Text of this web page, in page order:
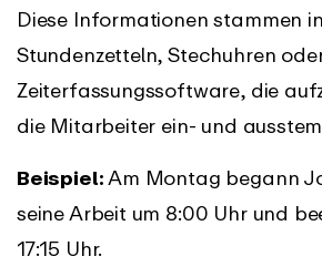
Diese Informationen stammen
Stundenzetteln, Stechuhren
Zeiterfassungssoftware, die
die Mitarbeiter ein- und
Beispiel:Am Montag begann
seine Arbeit um 8:00 Uhr und
17:15 Uhr.